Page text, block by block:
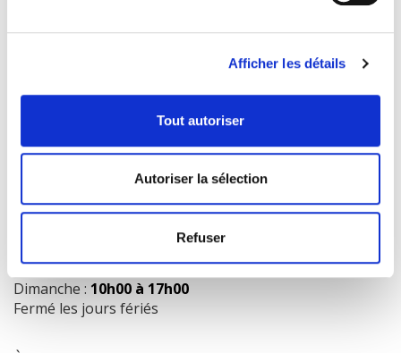
Afficher les détails
Tout autoriser
Autoriser la sélection
Refuser
1073 route de l'Église, Québec, QC G1V 3W2
HEURES D'OUVERTURE
9h00 à 18h00
9h00 à 21h00
Samedi:9h00 à 17h00
Dimanche : 10h00 à 17h00
Fermé les jours fériés